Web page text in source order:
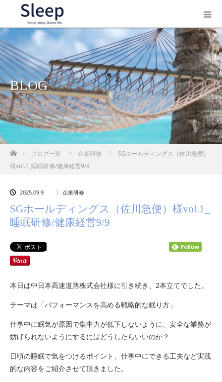
BLOG
ホームブログ一覧 企業研修
SGホールディングス（佐川急便）
様vol.1_睡眠研修/健康経営9/9
2025.09.9 企業研修
SGホールディングス（佐川急便）様vol.1_
睡眠研修/健康経営9/9
本日は中日本高速道路株式会社様に引き続き、2本立てでした。
テーマは「パフォーマンスを高める戦略的な眠り方」
仕事中に眠気が原因で集中力が低下しないように、安全な業務が
妨げられないようにするにはどうしたらいいのか？
日頃の睡眠で気をつけるポイント、仕事中にできる工夫など実践
的な内容をご紹介させて頂きました。